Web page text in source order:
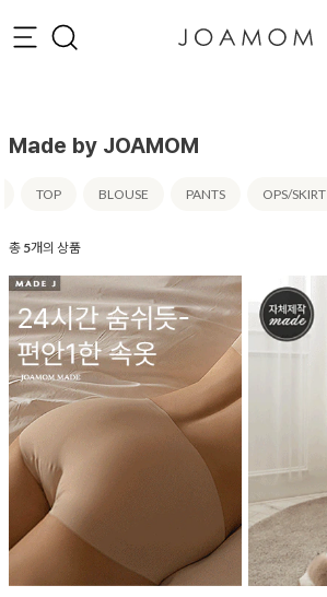
Made by JOAMOM
TOP BLOUSE PANTS OPS/SKIRT
총 5개의 상품